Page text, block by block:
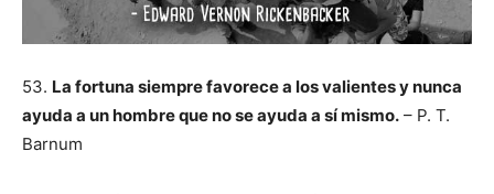
53. La fortuna siempre favorece a los valientes y nunca
ayuda a un hombre que no se ayuda a sí mismo. – P. T.
Barnum